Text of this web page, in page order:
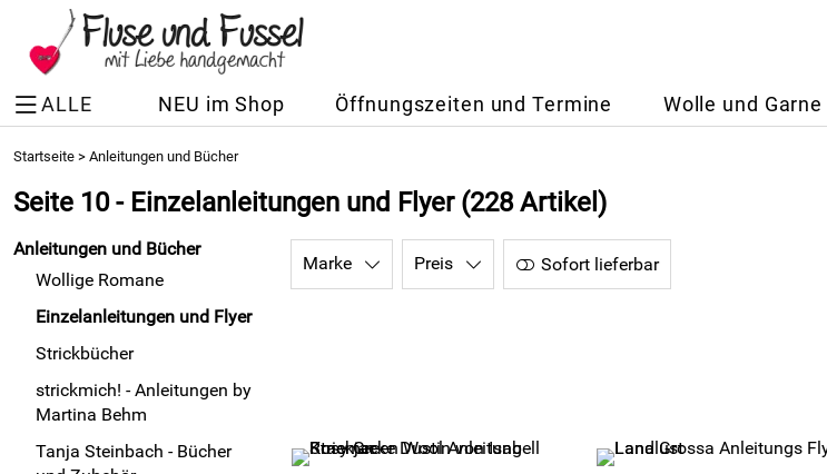
ALLE NEU im Shop Öffnungszeiten und Termine Wolle und Garne
Startseite > Anleitungen und Bücher
Seite 10 - Einzelanleitungen und Flyer(228 Artikel)
Anleitungen und Bücher
Wollige Romane
Einzelanleitungen und Flyer
Strickbücher
strickmich! - Anleitungen by
Martina Behm
Tanja Steinbach - Bücher
Marke Preis Sofort lieferbar